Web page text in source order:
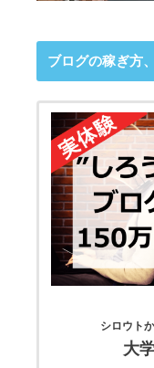
ブログの稼ぎ方
シロウト
大